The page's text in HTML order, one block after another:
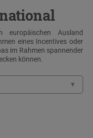
europäischen Ausland
eines Incentives oder
im Rahmen spannender
können.